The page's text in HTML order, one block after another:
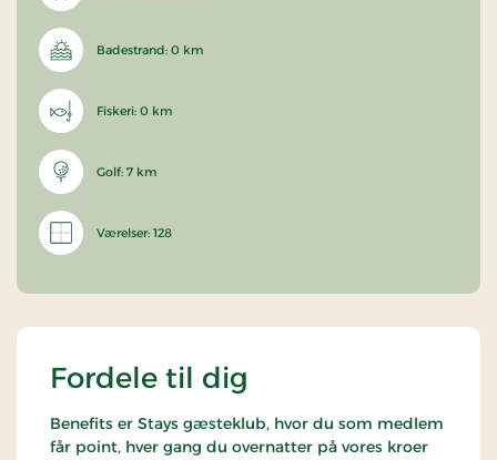
Badestrand: 0 km
Fiskeri: 0 km
Golf: 7 km
Værelser: 128
Fordele til dig
Benefits er Stays gæsteklub, hvor du som medlem
får point, hver gang du overnatter på vores kroer